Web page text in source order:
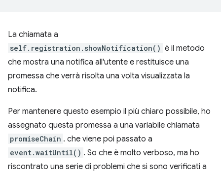
La chiamata a
self.registration.showNotification() è il metodo
che mostra una notifica all'utente e restituisce una
promessa che verrà risolta una volta visualizzata la
notifica.
Per mantenere questo esempio il più chiaro possibile, ho
assegnato questa promessa a una variabile chiamata
promiseChain . che viene poi passato a
event.waitUntil() . So che è molto verboso, ma ho
riscontrato una serie di problemi che si sono verificati a